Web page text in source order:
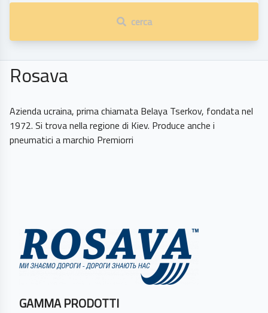
cerca
Rosava
Azienda ucraina, prima chiamata Belaya Tserkov, fondata nel
1972. Si trova nella regione di Kiev. Produce anche i
pneumatici a marchio Premiorri
GAMMA PRODOTTI